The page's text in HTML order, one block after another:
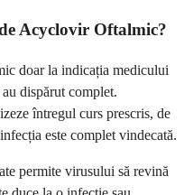
Acyclovir Oftalmic?
doar la indicația medicului
dispărut complet.
întregul curs prescris, de
este complet vindecată.
permite virusului să revină